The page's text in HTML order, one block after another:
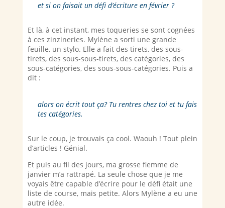
et si on faisait un défi d’écriture en février ?
Et là, à cet instant, mes toqueries se sont cognées
à ces zinzineries. Mylène a sorti une grande
feuille, un stylo. Elle a fait des tirets, des sous-
tirets, des sous-sous-tirets, des catégories, des
sous-catégories, des sous-sous-catégories. Puis a
dit :
alors on écrit tout ça? Tu rentres chez toi et tu fais
tes catégories.
Sur le coup, je trouvais ça cool. Waouh ! Tout plein
d’articles ! Génial.
Et puis au fil des jours, ma grosse flemme de
janvier m’a rattrapé. La seule chose que je me
voyais être capable d’écrire pour le défi était une
liste de course, mais petite. Alors Mylène a eu une
autre idée.